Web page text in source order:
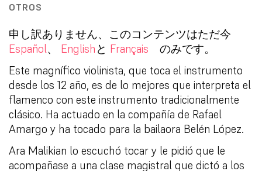
OTROS
申し訳ありません、このコンテンツはただ今
Español、 English と Français のみです。
Este magnífico violinista, que toca el instrumento
desde los 12 año, es de lo mejores que interpreta el
flamenco con este instrumento tradicionalmente
clásico. Ha actuado en la compañía de Rafael
Amargo y ha tocado para la bailaora Belén López.
Ara Malikian lo escuchó tocar y le pidió que le
acompañase a una clase magistral que dictó a los